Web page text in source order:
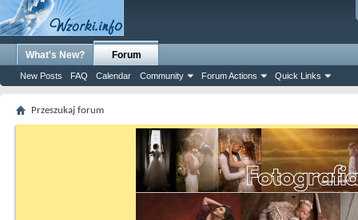
What's New? Forum
New Posts FAQ Calendar Community Forum Actions Quick Links
Przeszukaj forum